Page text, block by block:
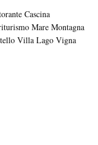
Cascina
Mare Montagna
Villa Lago Vigna